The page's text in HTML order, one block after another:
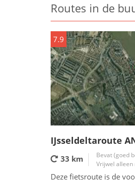
Routes in de
7.9
IJsseldeltaroute
33 km
Bevat (goed
Vrijwel
Deze fietsroute is de